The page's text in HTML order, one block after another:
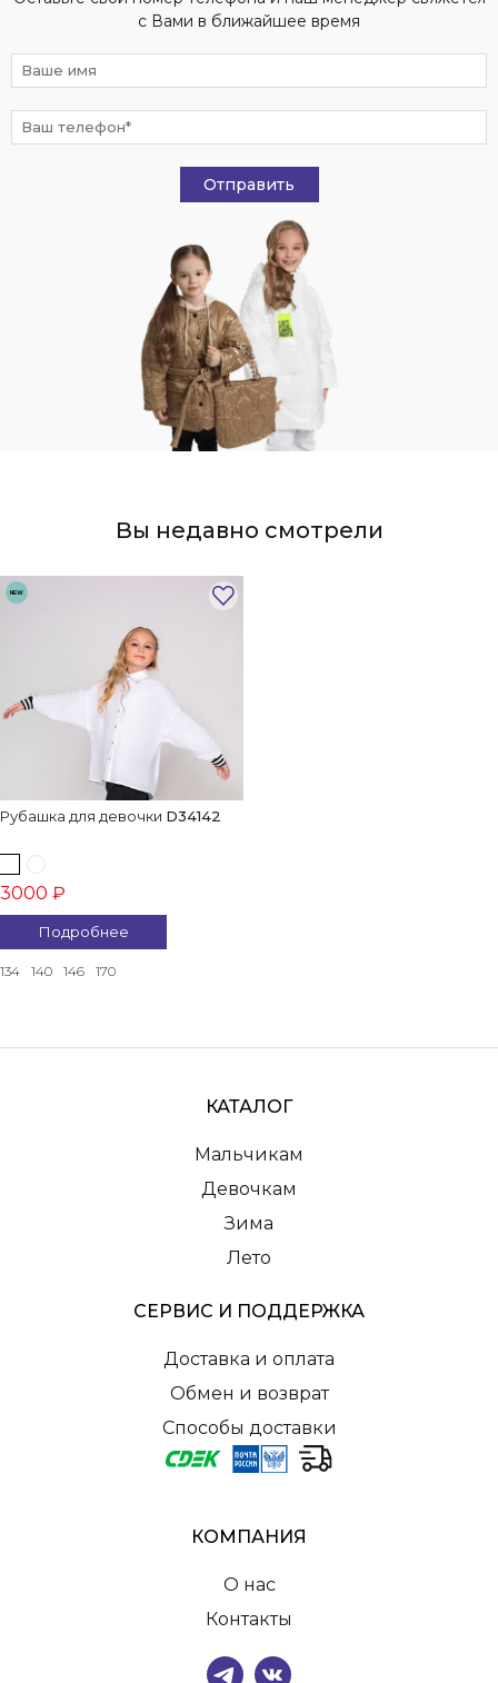
с Вами в ближайшее время
Отправить
Вы недавно смотрели
NEW
Рубашка для девочки D34142
3000 ₽
Подробнее
134 140 146 170
КАТАЛОГ
Мальчикам
Девочкам
Зима
Лето
СЕРВИС И ПОДДЕРЖКА
Доставка и оплата
Обмен и возврат
Способы доставки
КОМПАНИЯ
О нас
Контакты